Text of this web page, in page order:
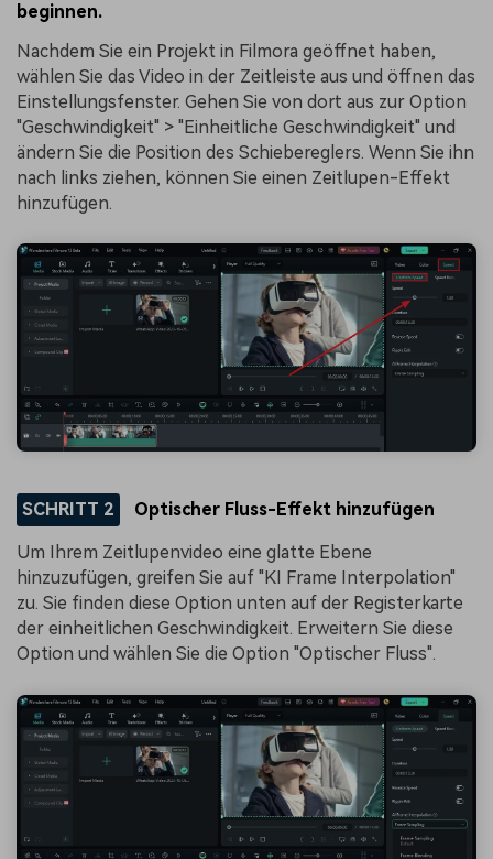
beginnen.
Nachdem Sie ein Projekt in Filmora geöffnet haben,
wählen Sie das Video in der Zeitleiste aus und öffnen das
Einstellungsfenster. Gehen Sie von dort aus zur Option
"Geschwindigkeit" > "Einheitliche Geschwindigkeit" und
ändern Sie die Position des Schiebereglers. Wenn Sie ihn
nach links ziehen, können Sie einen Zeitlupen-Effekt
hinzufügen.
SCHRITT 2 Optischer Fluss-Effekt hinzufügen
Um Ihrem Zeitlupenvideo eine glatte Ebene
hinzuzufügen, greifen Sie auf "KI Frame Interpolation"
zu. Sie finden diese Option unten auf der Registerkarte
der einheitlichen Geschwindigkeit. Erweitern Sie diese
Option und wählen Sie die Option "Optischer Fluss".